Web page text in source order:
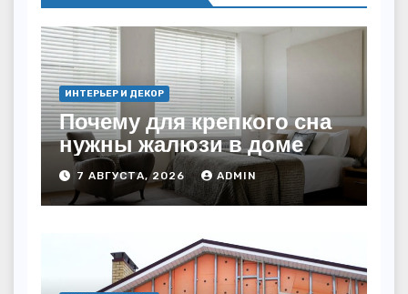
ИНТЕРЬЕР И ДЕКОР
Почему для крепкого сна
нужны жалюзи в доме
7 АВГУСТА, 2026 ADMIN